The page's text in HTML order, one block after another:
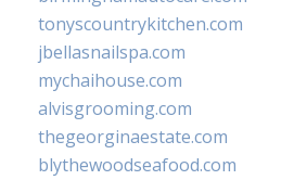
tonyscountrykitchen.com
jbellasnailspa.com
mychaihouse.com
alvisgrooming.com
thegeorginaestate.com
blythewoodseafood.com